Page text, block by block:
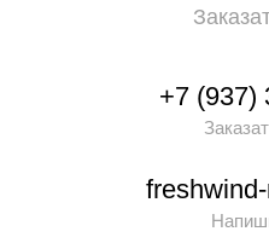
+7 (937)